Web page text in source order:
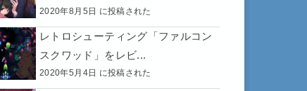
2020年8月5日 に投稿された
レトロシューティング「ファルコン
スクワッド」をレビ...
2020年5月4日 に投稿された